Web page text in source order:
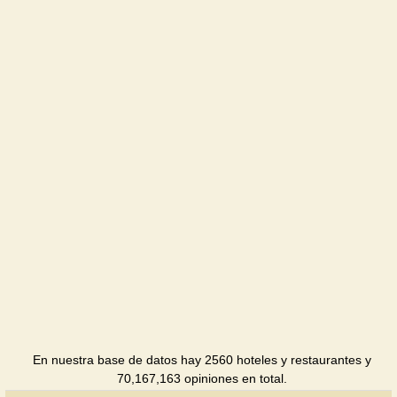
En nuestra base de datos hay 2560 hoteles y restaurantes y
70,167,163 opiniones en total.